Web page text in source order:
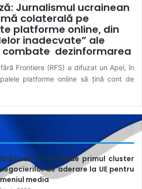
Jurnalismul ucrainean
colaterală pe
platforme online, din
inadecvate” ale
combate dezinformarea
Frontiere (RFS) a difuzat un Apel, în
platforme online să țină cont de
Ce prevede primul cluster
de aderare la UE pentru
media